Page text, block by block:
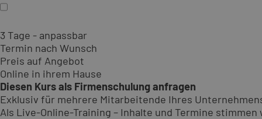
3 Tage - anpassbar
Termin nach Wunsch
Preis auf Angebot
Online in ihrem Hause
Diesen Kurs als Firmenschulung anfragen
Exklusiv für mehrere Mitarbeitende Ihres
Als Live-Online-Training – Inhalte und Termine